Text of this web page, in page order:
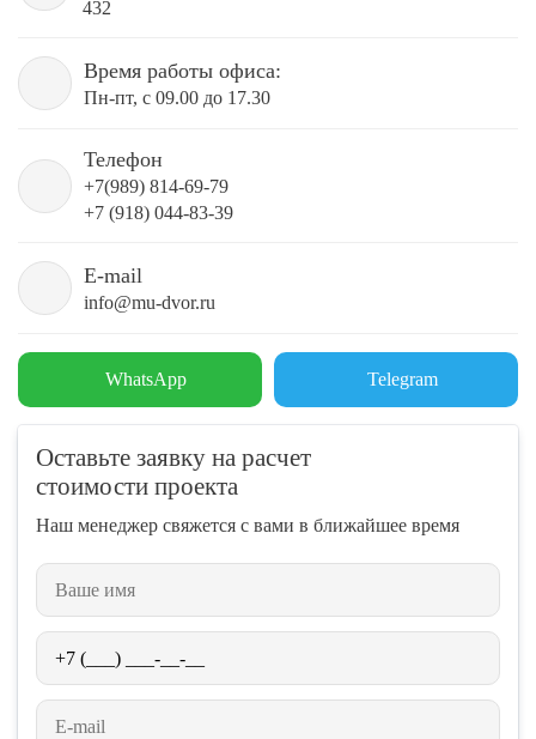
432
Время работы офиса:
Пн-пт, с 09.00 до 17.30
Телефон
+7(989) 814-69-79
+7 (918) 044-83-39
E-mail
info@mu-dvor.ru
WhatsApp Telegram
Оставьте заявку на расчет
стоимости проекта
Наш менеджер свяжется с вами в ближайшее время